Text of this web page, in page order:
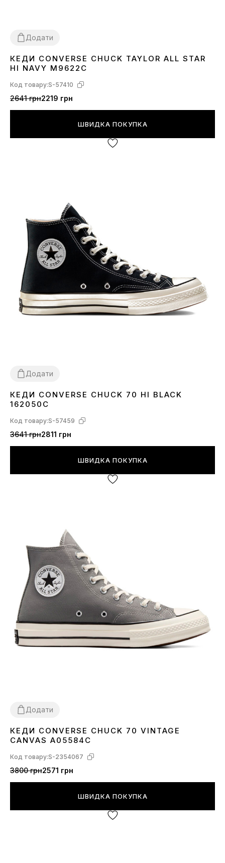
Додати
37383940 41 424344
КЕДИ CONVERSE CHUCK TAYLOR ALL STAR
HI NAVY M9622C
Код товару:S-57410
2641 грн2219 грн
ШВИДКА ПОКУПКА
Додати
36373839 40 41424344
КЕДИ CONVERSE CHUCK 70 HI BLACK
162050C
Код товару:S-57459
3641 грн2811 грн
ШВИДКА ПОКУПКА
Додати
36373839 41 424344
КЕДИ CONVERSE CHUCK 70 VINTAGE
CANVAS A05584C
Код товару:S-2354067
3800 грн2571 грн
ШВИДКА ПОКУПКА